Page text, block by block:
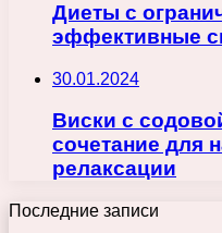
Диеты с
эффективные
30.01.2024
Виски с
сочетание для
релаксации
Последние записи